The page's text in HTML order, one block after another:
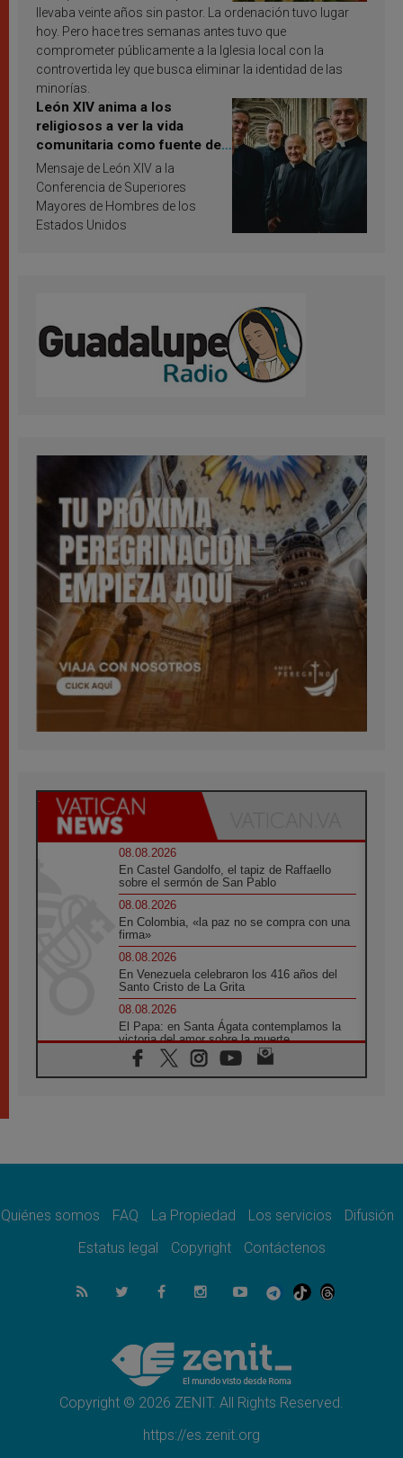
llevaba veinte años sin pastor. La ordenación tuvo lugar
hoy. Pero hace tres semanas antes tuvo que
comprometer públicamente a la Iglesia local con la
controvertida ley que busca eliminar la identidad de las
minorías.
León XIV anima a los
religiosos a ver la vida
comunitaria como fuente de
inspiración y santificación
Mensaje de León XIV a la
Conferencia de Superiores
Mayores de Hombres de los
Estados Unidos
08.08.2026
En Castel Gandolfo, el tapiz de Raffaello
sobre el sermón de San Pablo
08.08.2026
En Colombia, «la paz no se compra con una
firma»
08.08.2026
En Venezuela celebraron los 416 años del
Santo Cristo de La Grita
08.08.2026
El Papa: en Santa Ágata contemplamos la
victoria del amor sobre la muerte
08.08.2026
León XIV visitará el Santuario de la Madre
07.08.2026
07.08.2026
el compromiso del cristiano"
La matanza de niños en Gaza no cesa: 300
muertos en 300 días
Tagle: La guerra desfigura el mundo, solo la
revelación de Dios lo transfigura
Quiénes somos FAQ La Propiedad Los servicios
Difusión
Estatus legal
Copyright Contáctenos
Copyright © 2026 ZENIT. All Rights Reserved.
https://es.zenit.org